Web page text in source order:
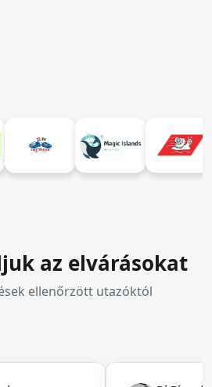
az elvárásokat
ellenőrzött utazóktól